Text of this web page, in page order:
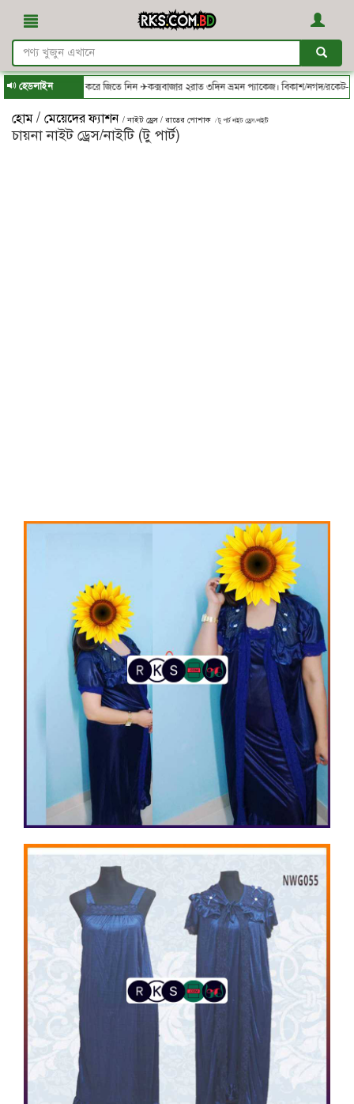
হেডলাইন
থেকে অর্ডার করে জিতে নিন ✈কক্সবাজার ২রাত ৩দিন ভ্রমন প্যাকেজ। বিকাশ/নগদ/রকেট-এ
হোম / মেয়েদের ফ্যাশন / নাইট ড্রেস / রাতের পোশাক / টু পার্ট নাইট ড্রেস/নাইটি
চায়না নাইট ড্রেস/নাইটি (টু পার্ট)